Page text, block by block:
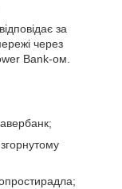
за
через
Bank-ом.